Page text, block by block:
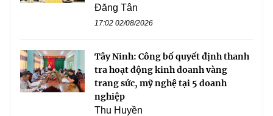
Đăng Tân
17:02 02/08/2026
Tây Ninh: Công bố quyết định thanh
tra hoạt động kinh doanh vàng
trang sức, mỹ nghệ tại 5 doanh
nghiệp
Thu Huyền